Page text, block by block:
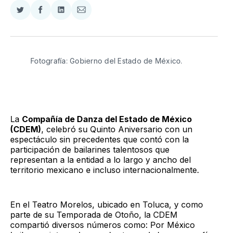
Compartir
Twitter
Compartir
Facebook
Compartir
LinkedIn
Compartir
Email
Fotografía: Gobierno del Estado de México.
La Compañía de Danza del Estado de México
(CDEM), celebró su Quinto Aniversario con un
espectáculo sin precedentes que contó con la
participación de bailarines talentosos que
representan a la entidad a lo largo y ancho del
territorio mexicano e incluso internacionalmente.
En el Teatro Morelos, ubicado en Toluca, y como
parte de su Temporada de Otoño, la CDEM
compartió diversos números como: Por México